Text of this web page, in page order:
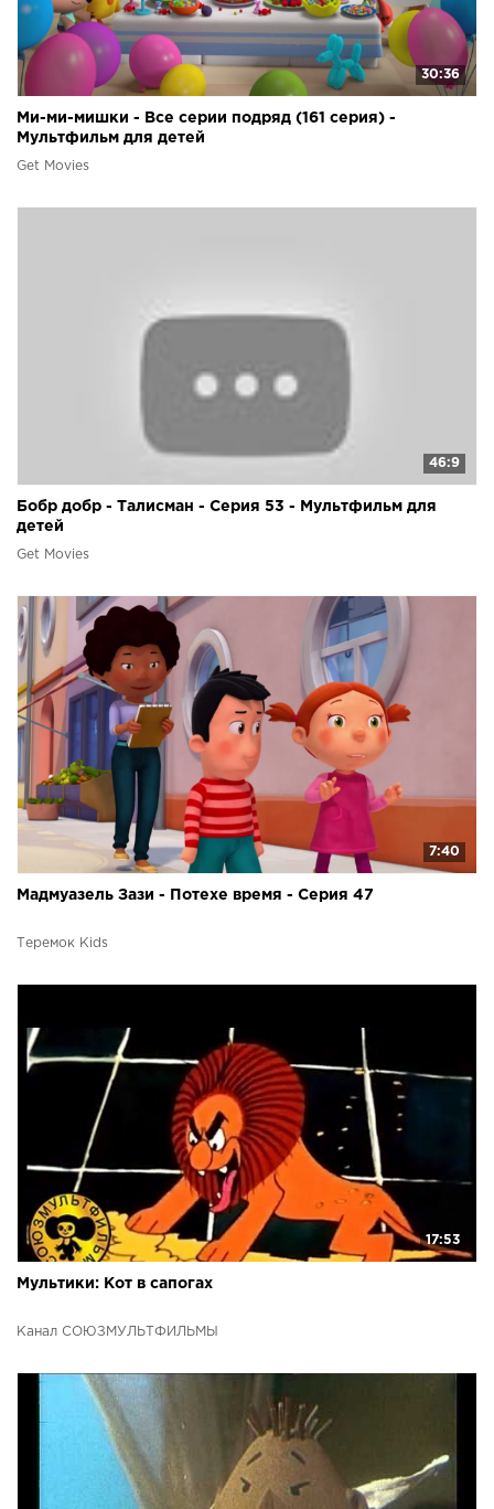
30:36
Ми-ми-мишки - Все серии подряд (161 серия) -
Мультфильм для детей
Get Movies
46:9
Бобр добр - Талисман - Серия 53 - Мультфильм для
детей
Get Movies
7:40
Мадмуазель Зази - Потехе время - Серия 47
Теремок Kids
17:53
Мультики: Кот в сапогах
Канал СОЮЗМУЛЬТФИЛЬМЫ